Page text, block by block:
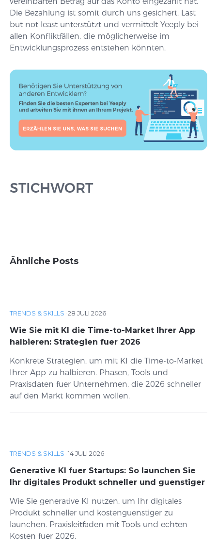
Die Bezahlung ist somit durch uns gesichert. Last
but not least unterstützt und vermittelt Yeeply bei
allen Konfliktfällen, die möglicherweise im
Entwicklungsprozess entstehen könnten.
STICHWORT
Ähnliche Posts
TRENDS & SKILLS ·28 JULI 2026
Wie Sie mit KI die Time-to-Market Ihrer App
halbieren: Strategien fuer 2026
Konkrete Strategien, um mit KI die Time-to-Market
Ihrer App zu halbieren. Phasen, Tools und
Praxisdaten fuer Unternehmen, die 2026 schneller
auf den Markt kommen wollen.
TRENDS & SKILLS ·14 JULI 2026
Generative KI fuer Startups: So launchen Sie
Ihr digitales Produkt schneller und guenstiger
Wie Sie generative KI nutzen, um Ihr digitales
Produkt schneller und kostenguenstiger zu
launchen. Praxisleitfaden mit Tools und echten
Kosten fuer 2026.